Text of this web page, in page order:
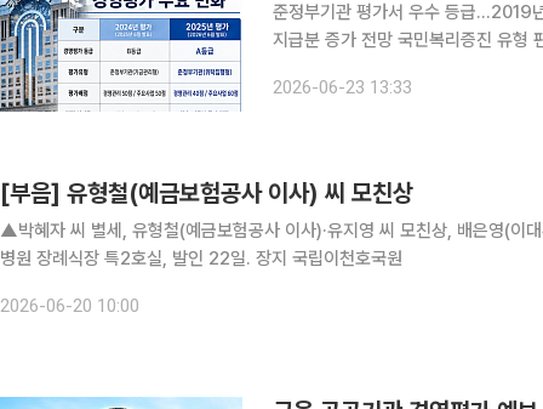
준정부기관 평가서 우수 등급…2019
지급분 증가 전망 국민복리증진 유형 편입 첫해 주요
2026-06-23 13:33
[부음] 유형철(예금보험공사 이사) 씨 모친상
▲박혜자 씨 별세, 유형철(예금보험공사 이사)·유지영 씨 모친상, 배은영(이
병원 장례식장 특2호실, 발인 22일. 장지 국립이천호국원
2026-06-20 10:00